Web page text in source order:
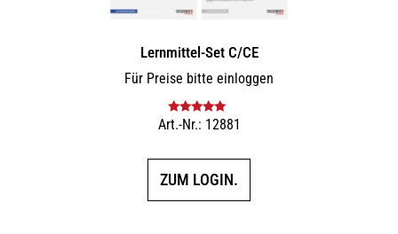
Lernmittel-Set C/CE
Für Preise bitte einloggen
Bewertet mit
Art.-Nr.: 12881
ZUM LOGIN.